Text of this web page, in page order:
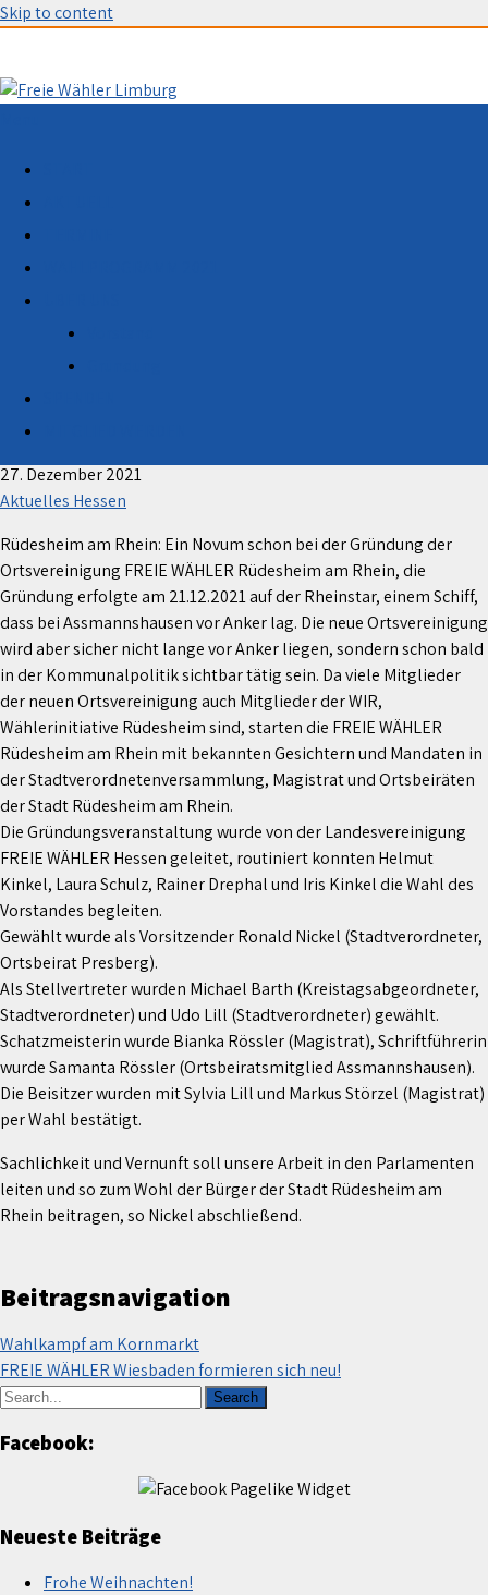
Skip to content
Ortsvereinigung FREIE WÄHLER Rüdesheim am Rhein
gegründet
27. Dezember 2021
Aktuelles Hessen
Rüdesheim am Rhein: Ein Novum schon bei der Gründung der
Ortsvereinigung FREIE WÄHLER Rüdesheim am Rhein, die
Gründung erfolgte am 21.12.2021 auf der Rheinstar, einem Schiff,
dass bei Assmannshausen vor Anker lag. Die neue Ortsvereinigung
wird aber sicher nicht lange vor Anker liegen, sondern schon bald
in der Kommunalpolitik sichtbar tätig sein. Da viele Mitglieder
der neuen Ortsvereinigung auch Mitglieder der WIR,
Wählerinitiative Rüdesheim sind, starten die FREIE WÄHLER
Rüdesheim am Rhein mit bekannten Gesichtern und Mandaten in
der Stadtverordnetenversammlung, Magistrat und Ortsbeiräten
der Stadt Rüdesheim am Rhein.
Die Gründungsveranstaltung wurde von der Landesvereinigung
FREIE WÄHLER Hessen geleitet, routiniert konnten Helmut
Kinkel, Laura Schulz, Rainer Drephal und Iris Kinkel die Wahl des
Vorstandes begleiten.
Gewählt wurde als Vorsitzender Ronald Nickel (Stadtverordneter,
Ortsbeirat Presberg).
Als Stellvertreter wurden Michael Barth (Kreistagsabgeordneter,
Stadtverordneter) und Udo Lill (Stadtverordneter) gewählt.
Schatzmeisterin wurde Bianka Rössler (Magistrat), Schriftführerin
wurde Samanta Rössler (Ortsbeiratsmitglied Assmannshausen).
Die Beisitzer wurden mit Sylvia Lill und Markus Störzel (Magistrat)
per Wahl bestätigt.
Sachlichkeit und Vernunft soll unsere Arbeit in den Parlamenten
leiten und so zum Wohl der Bürger der Stadt Rüdesheim am
Rhein beitragen, so Nickel abschließend.
Beitragsnavigation
Wahlkampf am Kornmarkt
FREIE WÄHLER Wiesbaden formieren sich neu!
Facebook:
Neueste Beiträge
Frohe Weihnachten!